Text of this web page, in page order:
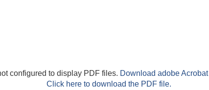
configured to display PDF files. Download adobe Acrobat
Click here to download the PDF file.